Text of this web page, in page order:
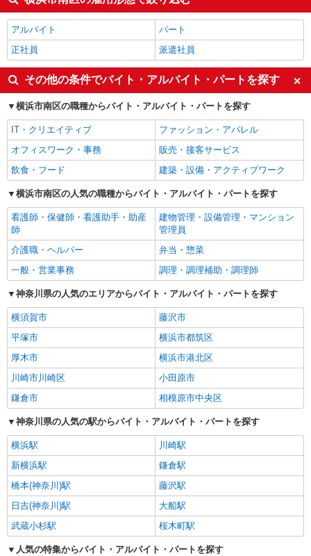
アルバイト
パート
正社員
派遣社員
その他の条件でバイト・アルバイト・パートを探す
横浜市南区の職種からバイト・アルバイト・パートを探す
IT・クリエイティブ
ファッション・アパレル
オフィスワーク・事務
販売・接客サービス
飲食・フード
建築・設備・アクティブワーク
横浜市南区の人気の職種からバイト・アルバイト・パートを探す
看護師・保健師・看護助手・助産
師
建物管理・設備管理・マンション
管理員
介護職・ヘルパー
弁当・惣菜
一般・営業事務
調理・調理補助・調理師
神奈川県の人気のエリアからバイト・アルバイト・パートを探す
横須賀市
藤沢市
平塚市
横浜市都筑区
厚木市
横浜市港北区
川崎市川崎区
小田原市
鎌倉市
相模原市中央区
神奈川県の人気の駅からバイト・アルバイト・パートを探す
横浜駅
川崎駅
新横浜駅
鎌倉駅
橋本(神奈川)駅
藤沢駅
日吉(神奈川)駅
大船駅
武蔵小杉駅
桜木町駅
人気の特集からバイト・アルバイト・パートを探す